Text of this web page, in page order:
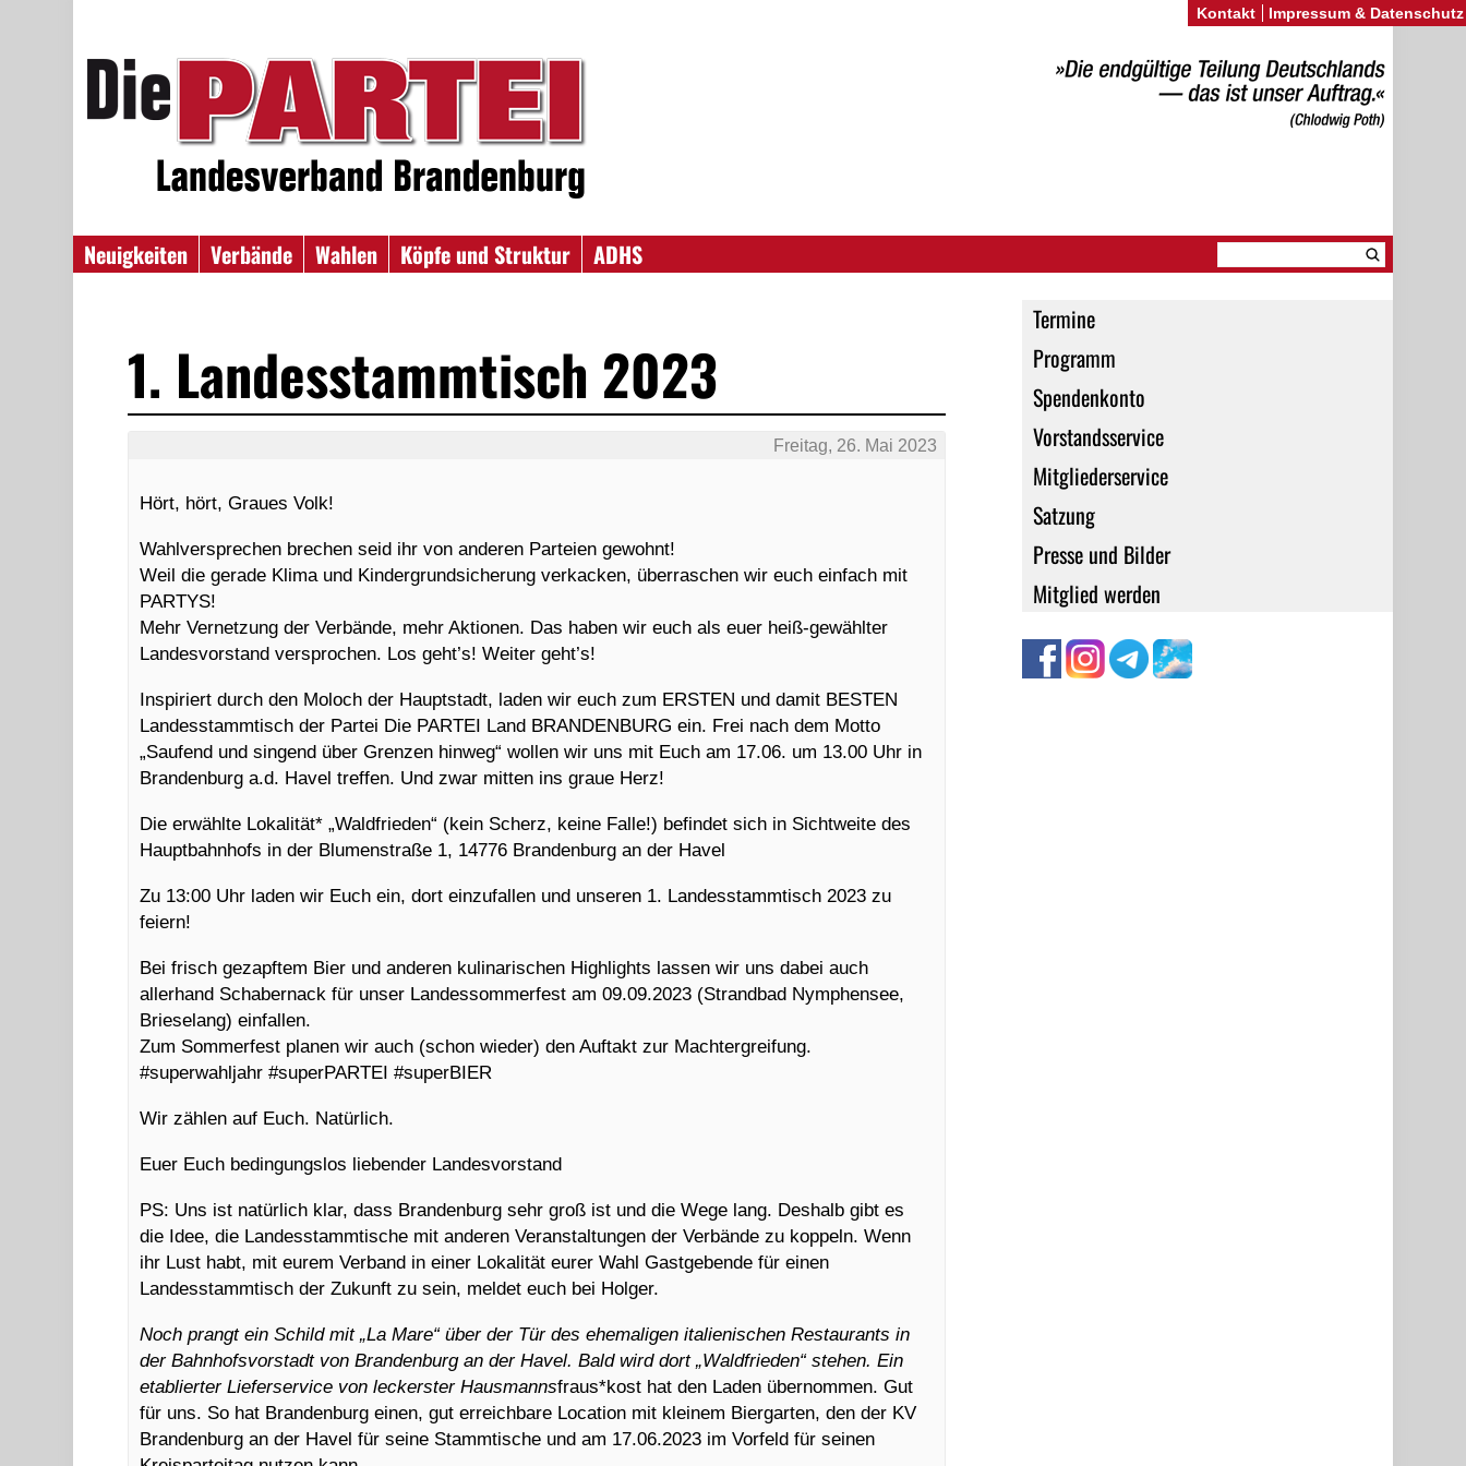
Neuigkeiten Verbände Wahlen Köpfe und Struktur
ADHS
Termine
Programm
Spendenkonto
Vorstandsservice
Mitgliederservice
Satzung
Presse und Bilder
Mitglied werden
1. Landesstammtisch 2023
Freitag, 26. Mai 2023
Hört, hört, Graues Volk!
Wahlversprechen brechen seid ihr von anderen Parteien gewohnt!
Weil die gerade Klima und Kindergrundsicherung verkacken, überraschen wir euch einfach mit
PARTYS!
Mehr Vernetzung der Verbände, mehr Aktionen. Das haben wir euch als euer heiß-gewählter
Landesvorstand versprochen. Los geht’s! Weiter geht’s!
Inspiriert durch den Moloch der Hauptstadt, laden wir euch zum ERSTEN und damit BESTEN
Landesstammtisch der Partei Die PARTEI Land BRANDENBURG ein. Frei nach dem Motto
„Saufend und singend über Grenzen hinweg“ wollen wir uns mit Euch am 17.06. um 13.00 Uhr in
Brandenburg a.d. Havel treffen. Und zwar mitten ins graue Herz!
Die erwählte Lokalität* „Waldfrieden“ (kein Scherz, keine Falle!) befindet sich in Sichtweite des
Hauptbahnhofs in der Blumenstraße 1, 14776 Brandenburg an der Havel
Zu 13:00 Uhr laden wir Euch ein, dort einzufallen und unseren 1. Landesstammtisch 2023 zu
feiern!
Bei frisch gezapftem Bier und anderen kulinarischen Highlights lassen wir uns dabei auch
allerhand Schabernack für unser Landessommerfest am 09.09.2023 (Strandbad Nymphensee,
Brieselang) einfallen.
Zum Sommerfest planen wir auch (schon wieder) den Auftakt zur Machtergreifung.
#superwahljahr #superPARTEI #superBIER
Wir zählen auf Euch. Natürlich.
Euer Euch bedingungslos liebender Landesvorstand
PS: Uns ist natürlich klar, dass Brandenburg sehr groß ist und die Wege lang. Deshalb gibt es
die Idee, die Landesstammtische mit anderen Veranstaltungen der Verbände zu koppeln. Wenn
ihr Lust habt, mit eurem Verband in einer Lokalität eurer Wahl Gastgebende für einen
Landesstammtisch der Zukunft zu sein, meldet euch bei Holger.
Noch prangt ein Schild mit „La Mare“ über der Tür des ehemaligen italienischen Restaurants in
der Bahnhofsvorstadt von Brandenburg an der Havel. Bald wird dort „Waldfrieden“ stehen. Ein
etablierter Lieferservice von leckerster Hausmannsfraus*kost hat den Laden übernommen. Gut
für uns. So hat Brandenburg einen, gut erreichbare Location mit kleinem Biergarten, den der KV
Brandenburg an der Havel für seine Stammtische und am 17.06.2023 im Vorfeld für seinen
Kontakt Impressum & Datenschutz